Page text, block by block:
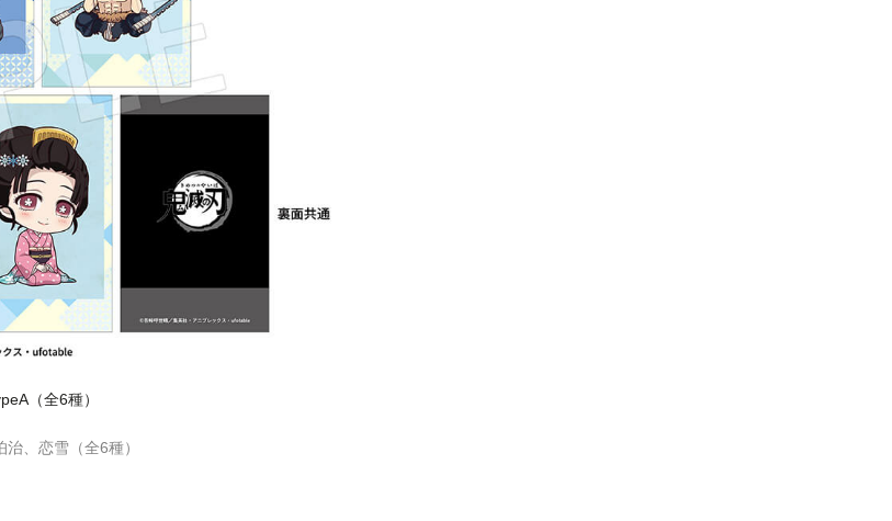
（全6種）
、恋雪（全6種）